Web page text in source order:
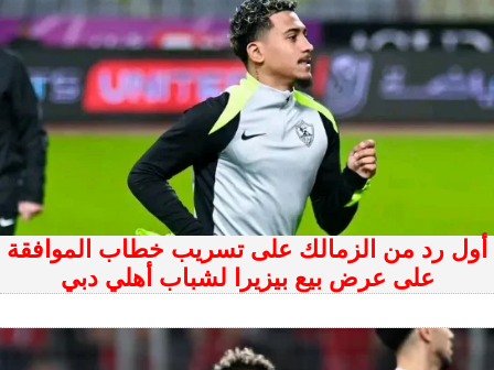
أول رد من الزمالك على تسريب خطاب الموافقة
على عرض بيع بيزيرا لشباب أهلي دبي